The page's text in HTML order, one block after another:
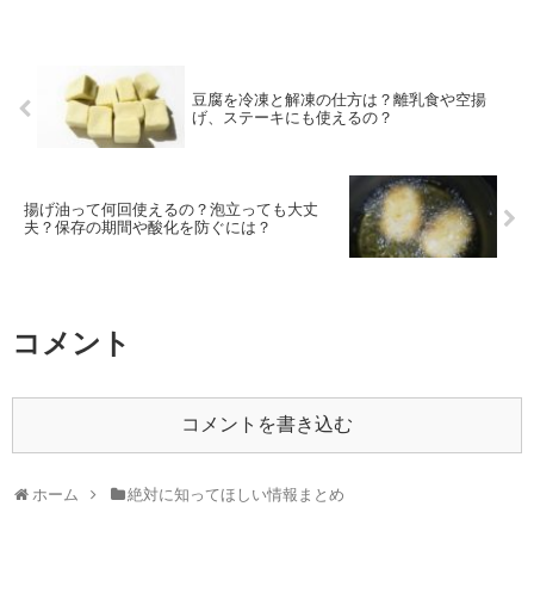
豆腐を冷凍と解凍の仕方は？離乳食や空揚
げ、ステーキにも使えるの？
揚げ油って何回使えるの？泡立っても大丈
夫？保存の期間や酸化を防ぐには？
コメント
コメントを書き込む
ホーム 絶対に知ってほしい情報まとめ